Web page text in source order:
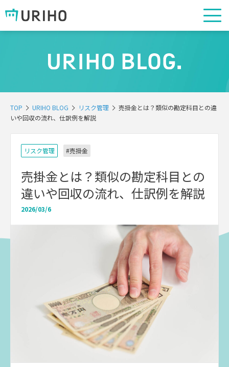
TOP URIHO BLOG リスク管理
売掛金とは？類似の勘定科目との違
いや回収の流れ、仕訳例を解説
リスク管理 #売掛金
売掛金とは？類似の勘定科目との
違いや回収の流れ、仕訳例を解説
2026/03/6